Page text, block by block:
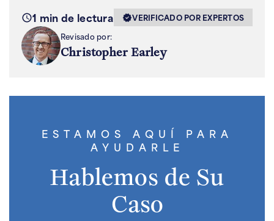
1 min de lectura
VERIFICADO POR EXPERTOS
Revisado por:
Christopher Earley
ESTAMOS AQUÍ PARA
AYUDARLE
Hablemos de Su
Caso